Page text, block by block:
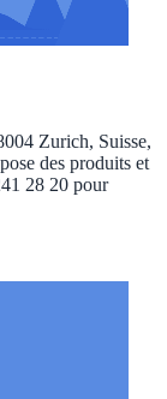
Zurich, Suisse,
des produits et
28 20 pour